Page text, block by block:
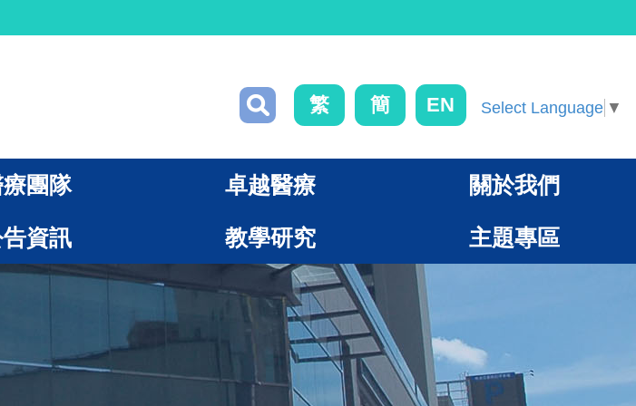
繁 簡 EN Select Language ▼
團隊 卓越醫療 關於我們
資訊 教學研究 主題專區